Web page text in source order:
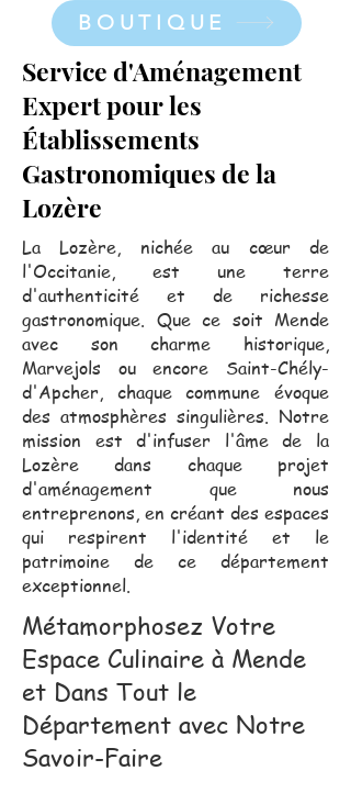
BOUTIQUE
Service d'Aménagement
Expert pour les
Établissements
Gastronomiques de la
Lozère
La Lozère, nichée au cœur de
l'Occitanie, est une terre
d'authenticité et de richesse
gastronomique. Que ce soit Mende
avec son charme historique,
Marvejols ou encore Saint-Chély-
d'Apcher, chaque commune évoque
des atmosphères singulières. Notre
mission est d'infuser l'âme de la
Lozère dans chaque projet
d'aménagement que nous
entreprenons, en créant des espaces
qui respirent l'identité et le
patrimoine de ce département
exceptionnel.
Métamorphosez Votre
Espace Culinaire à Mende
et Dans Tout le
Département avec Notre
Savoir-Faire